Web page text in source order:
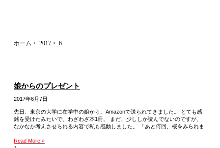
ホーム 2017 6
娘からのプレゼント
2017年6月7日
先日、東京の大学に在学中の娘から、Amazonで送られてきました。 とても感
銘を受けたみたいで、わざわざ本1冊。 まだ、少ししか読んでないのですが、
なかなか考えさせられる内容で私も感動しました。 「あと何回、桜をみられま
Read More »